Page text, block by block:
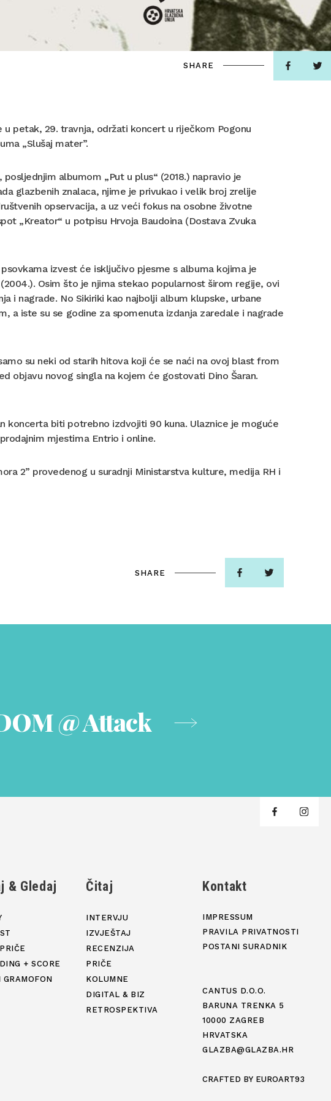
SHARE
petak, 29. travnja, održati koncert u riječkom Pogonu
„Slušaj mater”.
albumom „Put u plus“ (2018.) napravio je
glazbenih znalaca, njime je privukao i velik broj zrelije
opservacija, a uz veći fokus na osobne životne
„Kreator“ u potpisu Hrvoja Baudoina (Dostava Zvuka
izvest će isključivo pjesme s albuma kojima je
Osim što je njima stekao popularnost širom regije, ovi
i nagrade. No Sikiriki kao najbolji album klupske, urbane
a iste su se godine za spomenuta izdanja zaredale i nagrade
su neki od starih hitova koji će se naći na ovoj blast from
objavu novog singla na kojem će gostovati Dino Šaran.
koncerta biti potrebno izdvojiti 90 kuna. Ulaznice je moguće
mjestima Entrio i online.
2” provedenog u suradnji Ministarstva kulture, medija RH i
SHARE
@ Attack
& Gledaj
+ SCORE
Čitaj
INTERVJU
IZVJEŠTAJ
RECENZIJA
PRIČE
KOLUMNE
DIGITAL & BIZ
RETROSPEKTIVA
Kontakt
IMPRESSUM
PRAVILA PRIVATNOSTI
POSTANI SURADNIK
CANTUS D.O.O.
BARUNA TRENKA 5
10000 ZAGREB
HRVATSKA
GLAZBA@GLAZBA.HR
CRAFTED BY EUROART93